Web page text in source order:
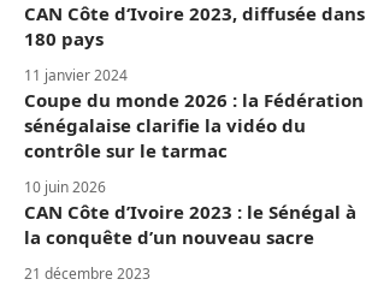
CAN Côte d‘Ivoire 2023, diffusée dans
180 pays
11 janvier 2024
Coupe du monde 2026 : la Fédération
sénégalaise clarifie la vidéo du
contrôle sur le tarmac
10 juin 2026
CAN Côte d’Ivoire 2023 : le Sénégal à
la conquête d’un nouveau sacre
21 décembre 2023